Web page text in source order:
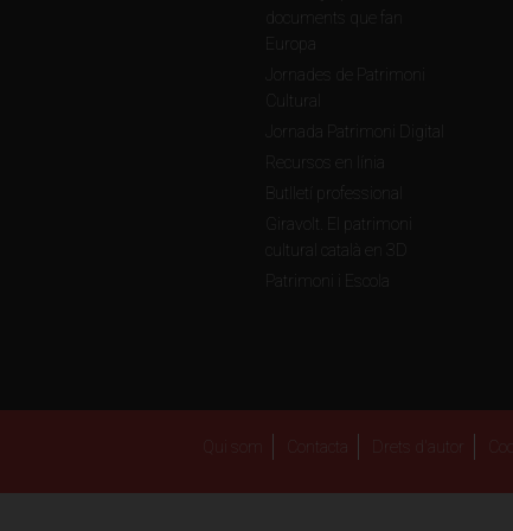
documents que fan
Europa
Jornades de Patrimoni
Cultural
Jornada Patrimoni Digital
Recursos en línia
Butlletí professional
Giravolt. El patrimoni
cultural català en 3D
Patrimoni i Escola
Qui som Contacta Drets d'autor